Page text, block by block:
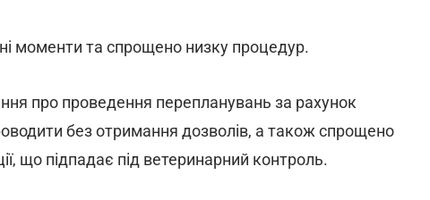
моменти та спрощено низку процедур.
про проведення перепланувань за рахунок
без отримання дозволів, а також спрощено
що підпадає під ветеринарний контроль.